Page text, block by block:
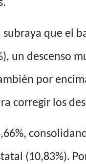
que el
un descenso
por
corregir los
(10,83%).